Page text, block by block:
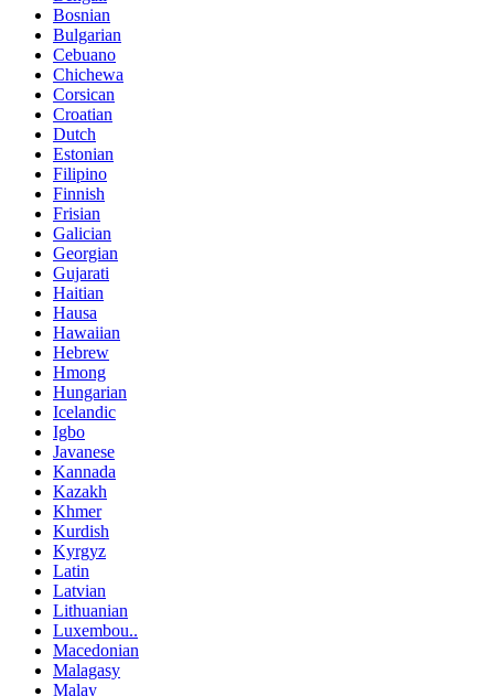
Bosnian
Bulgarian
Cebuano
Chichewa
Corsican
Croatian
Dutch
Estonian
Filipino
Finnish
Frisian
Galician
Georgian
Gujarati
Haitian
Hausa
Hawaiian
Hebrew
Hmong
Hungarian
Icelandic
Igbo
Javanese
Kannada
Kazakh
Khmer
Kurdish
Kyrgyz
Latin
Latvian
Lithuanian
Luxembou..
Macedonian
Malagasy
Malay